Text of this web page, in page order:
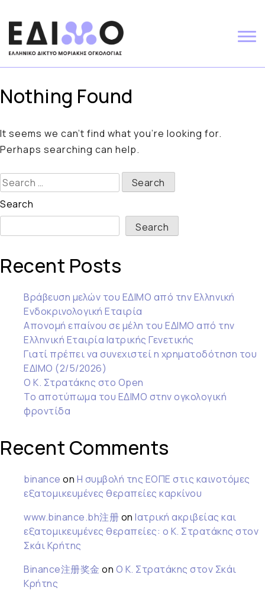
to
content
Nothing Found
It seems we can’t find what you’re looking for.
Perhaps searching can help.
Search
for:
Search
Search
Recent Posts
Βράβευση μελών του ΕΔΙΜΟ από την Ελληνική
Ενδοκρινολογική Εταιρία
Απονομή επαίνου σε μέλη του ΕΔΙΜΟ από την
Ελληνική Εταιρία Ιατρικής Γενετικής
Γιατί πρέπει να συνεχιστεί η χρηματοδότηση του
ΕΔΙΜΟ (2/5/2026)
Ο Κ. Στρατάκης στο Open
Το αποτύπωμα του ΕΔΙΜΟ στην ογκολογική
φροντίδα
Recent Comments
binance on Η συμβολή της ΕΟΠΕ στις καινοτόμες
εξατομικευμένες θεραπείες καρκίνου
www.binance.bh注册on Ιατρική ακριβείας και
εξατομικευμένες θεραπείες: ο Κ. Στρατάκης στον
Σκάι Κρήτης
Binance注册奖金 on Ο Κ. Στρατάκης στον Σκάι
Κρήτης